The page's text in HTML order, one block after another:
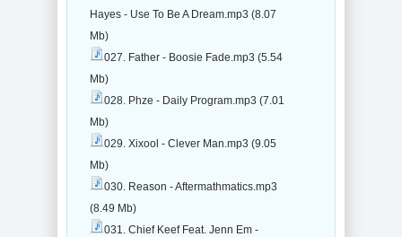
Hayes - Use To Be A Dream.mp3 (8.07
Mb)
027. Father - Boosie Fade.mp3 (5.54
Mb)
028. Phze - Daily Program.mp3 (7.01
Mb)
029. Xixool - Clever Man.mp3 (9.05
Mb)
030. Reason - Aftermathmatics.mp3
(8.49 Mb)
031. Chief Keef Feat. Jenn Em -